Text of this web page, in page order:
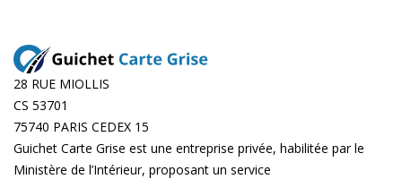
28 RUE MIOLLIS
CS 53701
75740 PARIS CEDEX 15
Guichet Carte Grise est une entreprise privée, habilitée par le
Ministère de l’Intérieur, proposant un service